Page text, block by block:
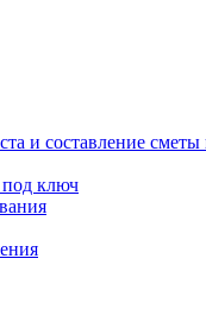
и составление сметы
ключ